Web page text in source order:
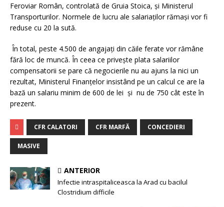
Feroviar Român, controlată de Gruia Stoica, şi Ministerul
Transporturilor. Normele de lucru ale salariaţilor rămaşi vor fi
reduse cu 20 la sută.
În total, peste 4.500 de angajaţi din căile ferate vor rămâne
fără loc de muncă. În ceea ce priveşte plata salariilor
compensatorii se pare că negocierile nu au ajuns la nici un
rezultat, Ministerul Finanţelor insistând pe un calcul ce are la
bază un salariu minim de 600 de lei şi nu de 750 cât este în
prezent.
CFR CALATORI CFR MARFĂ CONCEDIERI
MASIVE
ANTERIOR
Infectie intraspitaliceasca la Arad cu bacilul
Clostridium difficile